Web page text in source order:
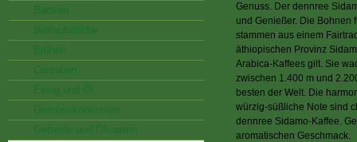
Backen
Brotaufstriche
Brühen
Cerealien
Essig und Öl
Gemüsekonserven
Getreide und Ölsaaten
Genuss. Der dennree
und Genießer. Die Bohnen
stammen aus einem
äthiopischen Provinz
Arabica-Kaffees gilt. Sie
zwischen 1.400 m und
besten der Welt. Die
würzig-süßliche Note sind
dennree Sidamo-Kaffee.
aromatischen Geschmack.